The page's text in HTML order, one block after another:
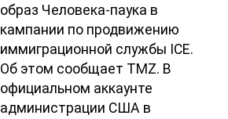
образ Человека-паука в
кампании по продвижению
иммиграционной службы ICE.
Об этом сообщает TMZ. В
официальном аккаунте
администрации США в